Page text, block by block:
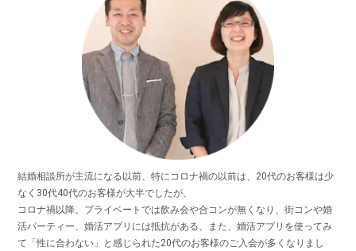
結婚相談所が主流になる以前、特にコロナ禍の以前は、20代のお客様は少
なく30代40代のお客様が大半でしたが、
コロナ禍以降、プライベートでは飲み会や合コンが無くなり、街コンや婚
活パーティー、婚活アプリには抵抗がある、また、婚活アプリを使ってみ
て「性に合わない」と感じられた20代のお客様のご入会が多くなりまし